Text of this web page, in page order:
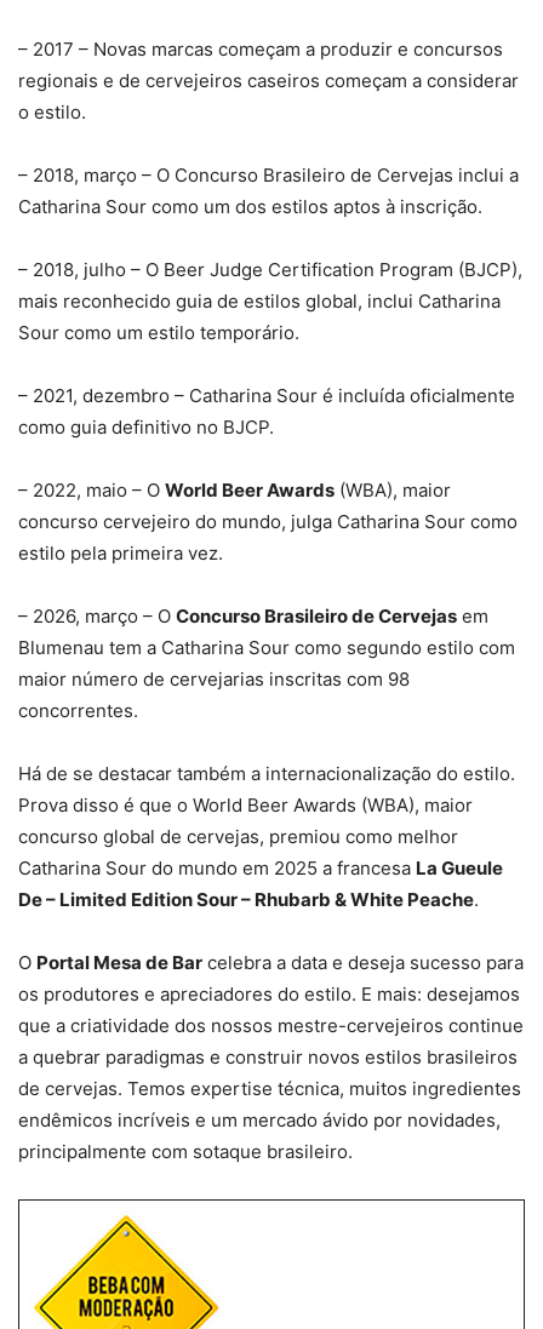
– 2017 – Novas marcas começam a produzir e concursos
regionais e de cervejeiros caseiros começam a considerar
o estilo.
– 2018, março – O Concurso Brasileiro de Cervejas inclui a
Catharina Sour como um dos estilos aptos à inscrição.
– 2018, julho – O Beer Judge Certification Program (BJCP),
mais reconhecido guia de estilos global, inclui Catharina
Sour como um estilo temporário.
– 2021, dezembro – Catharina Sour é incluída oficialmente
como guia definitivo no BJCP.
– 2022, maio – O World Beer Awards (WBA), maior
concurso cervejeiro do mundo, julga Catharina Sour como
estilo pela primeira vez.
– 2026, março – O Concurso Brasileiro de Cervejas em
Blumenau tem a Catharina Sour como segundo estilo com
maior número de cervejarias inscritas com 98
concorrentes.
Há de se destacar também a internacionalização do estilo.
Prova disso é que o World Beer Awards (WBA), maior
concurso global de cervejas, premiou como melhor
Catharina Sour do mundo em 2025 a francesa La Gueule
De – Limited Edition Sour – Rhubarb & White Peache.
O Portal Mesa de Bar celebra a data e deseja sucesso para
os produtores e apreciadores do estilo. E mais: desejamos
que a criatividade dos nossos mestre-cervejeiros continue
a quebrar paradigmas e construir novos estilos brasileiros
de cervejas. Temos expertise técnica, muitos ingredientes
endêmicos incríveis e um mercado ávido por novidades,
principalmente com sotaque brasileiro.